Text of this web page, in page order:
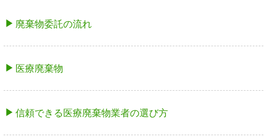
廃棄物委託の流れ
医療廃棄物
信頼できる医療廃棄物業者の選び方